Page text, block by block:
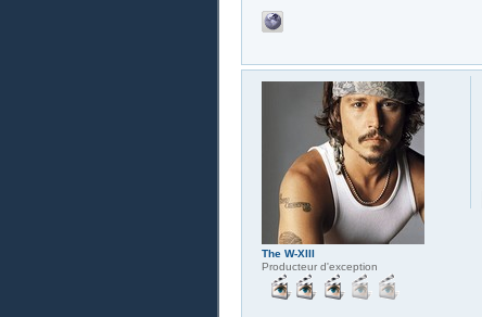
The W-XIII
Producteur d'exception